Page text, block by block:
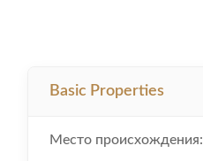
Basic Properties
Место происхождения: